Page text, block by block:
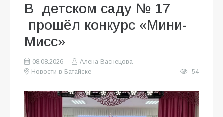
В детском саду № 17
прошёл конкурс «Мини-
Мисс»
08.08.2026
Алена Васнецова
Новости в Батайске
54